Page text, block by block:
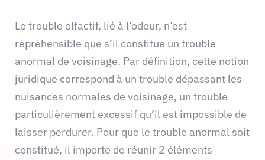
Le trouble olfactif, lié à l’odeur, n’est
répréhensible que s’il constitue un trouble
anormal de voisinage. Par définition, cette notion
juridique correspond à un trouble dépassant les
nuisances normales de voisinage, un trouble
particulièrement excessif qu’il est impossible de
laisser perdurer. Pour que le trouble anormal soit
constitué, il importe de réunir 2 éléments